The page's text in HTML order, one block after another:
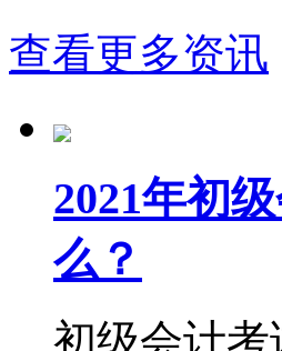
查看更多资讯
2021年初
么？
初级会计